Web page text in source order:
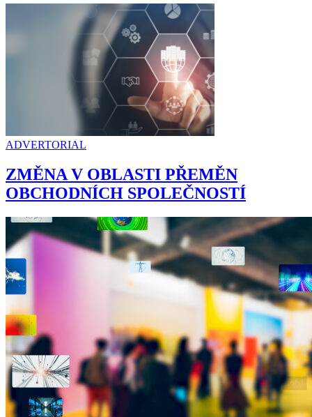
ADVERTORIAL
ZMĚNA V OBLASTI PŘEMĚN
OBCHODNÍCH SPOLEČNOSTÍ